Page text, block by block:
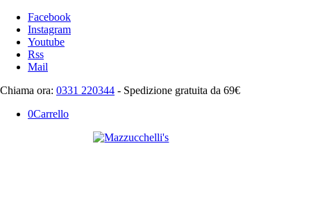
Facebook
Instagram
Youtube
Rss
Mail
Chiama ora: 0331 220344 - Spedizione gratuita da 69€
0Carrello